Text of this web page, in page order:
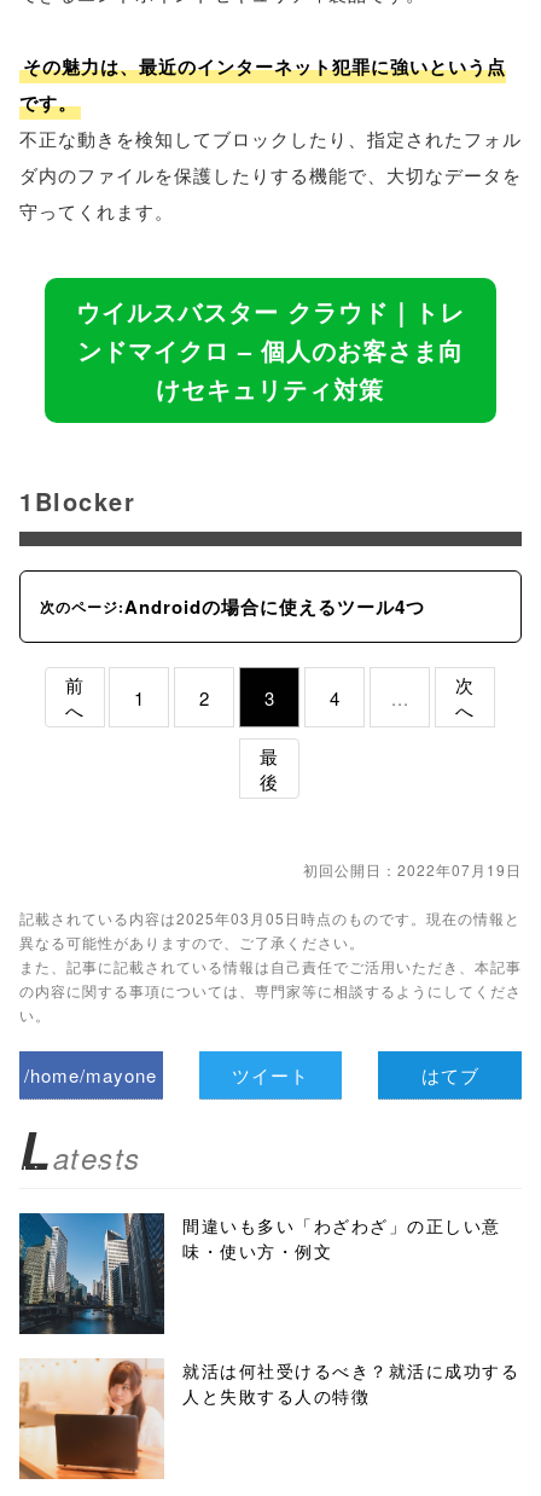
その魅力は、最近のインターネット犯罪に強いという点
です。
不正な動きを検知してブロックしたり、指定されたフォル
ダ内のファイルを保護したりする機能で、大切なデータを
守ってくれます。
ウイルスバスター クラウド｜トレ
ンドマイクロ – 個人のお客さま向
けセキュリティ対策
1Blocker
次のページ:Androidの場合に使えるツール4つ
前
へ
1 2 3 4 ...
次
へ
最
後
初回公開日：2022年07月19日
記載されている内容は2025年03月05日時点のものです。現在の情報と
異なる可能性がありますので、ご了承ください。
また、記事に記載されている情報は自己責任でご活用いただき、本記事
の内容に関する事項については、専門家等に相談するようにしてくださ
い。
/home/mayone
biz.jp/public_ht
ml/wp-
content/themes
/tapbiz_theme/
parts/sns-
buttons.php on
line10
ツイート はてブ
Latests
間違いも多い「わざわざ」の正しい意
味・使い方・例文
就活は何社受けるべき？就活に成功する
人と失敗する人の特徴